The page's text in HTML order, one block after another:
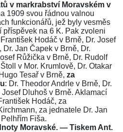
v markrabství Moravském v
1909 svou řádnou valnou
funkcionářů, jež byly vesměs
příspěvek na 6 K. Pak zvoleni
František Hodáč v Brně, Dr. Josef
Jan Čapek v Brně, Dr.
Růžička v Brně, Dr. Rudolf
v Mor. Krumlově, Dr. Otakar
Tesař v Brně, za
: Dr. Theodor Andrle v Brně, Dr.
Dluhoš v Brně. Aklamací
Hodáč, za
za jednatele Dr. Jan
Fiša.
Moravské. — Tiskem Ant.